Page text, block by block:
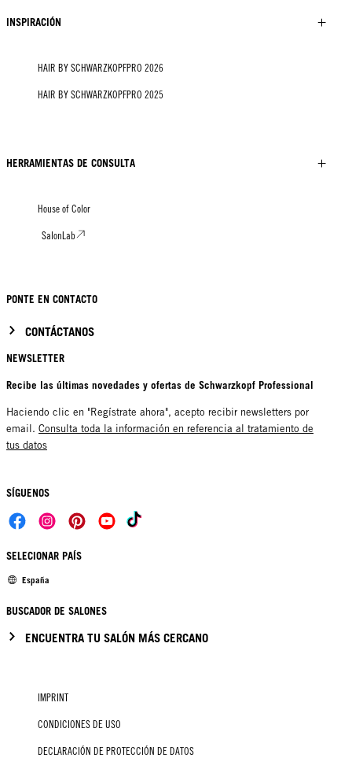
INSPIRACIÓN
HAIR BY SCHWARZKOPFPRO 2026
HAIR BY SCHWARZKOPFPRO 2025
HERRAMIENTAS DE CONSULTA
House of Color
SalonLab
PONTE EN CONTACTO
CONTÁCTANOS
NEWSLETTER
Recibe las últimas novedades y ofertas de Schwarzkopf Professional
Haciendo clic en "Regístrate ahora", acepto recibir newsletters por
email. Consulta toda la información en referencia al tratamiento de
tus datos
SÍGUENOS
SELECIONAR PAÍS
España
BUSCADOR DE SALONES
ENCUENTRA TU SALÓN MÁS CERCANO
IMPRINT
CONDICIONES DE USO
DECLARACIÓN DE PROTECCIÓN DE DATOS